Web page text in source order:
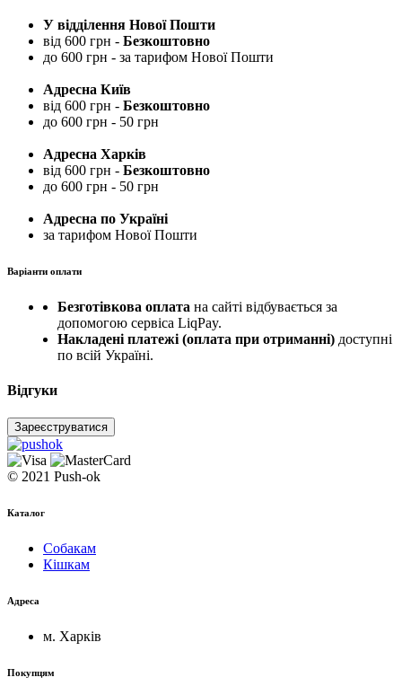
У відділення Нової Пошти
від 600 грн - Безкоштовно
до 600 грн - за тарифом Нової Пошти
Адресна Київ
від 600 грн - Безкоштовно
до 600 грн - 50 грн
Адресна Харків
від 600 грн - Безкоштовно
до 600 грн - 50 грн
Адресна по Україні
за тарифом Нової Пошти
Варіанти оплати
Безготівкова оплата на сайті відбувається за
допомогою сервіса LiqPay.
Накладені платежі (оплата при отриманні) доступні
по всій Україні.
Відгуки
Зареєструватися
© 2021 Push-ok
Каталог
Собакам
Кішкам
Адреса
м. Харків
Покупцям